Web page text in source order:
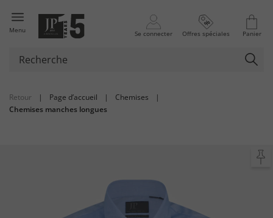
Menu Se connecter Offres spéciales Panier
Retour | Page d’accueil | Chemises
|
Chemises manches longues